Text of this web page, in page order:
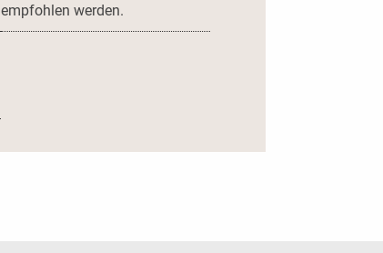
empfohlen werden.